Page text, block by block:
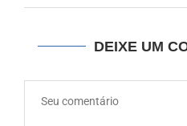
DEIXE UM